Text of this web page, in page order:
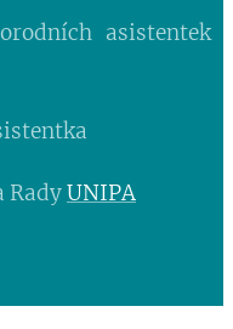
asistentek
RadyUNIPA